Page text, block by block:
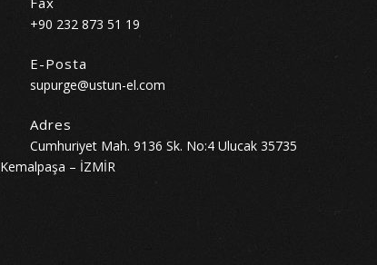
+90 232 873 51 19
E-Posta
supurge@ustun-el.com
Adres
Cumhuriyet Mah. 9136 Sk. No:4 Ulucak 35735
Kemalpaşa – İZMİR